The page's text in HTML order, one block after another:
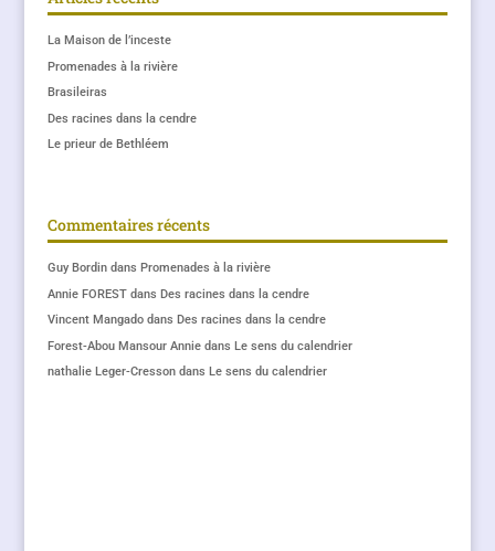
La Maison de l’inceste
Promenades à la rivière
Brasileiras
Des racines dans la cendre
Le prieur de Bethléem
Commentaires récents
Guy Bordindans Promenades à la rivière
Annie FORESTdans Des racines dans la cendre
Vincent Mangadodans Des racines dans la cendre
Forest-Abou Mansour Anniedans Le sens du calendrier
nathalie Leger-Cressondans Le sens du calendrier